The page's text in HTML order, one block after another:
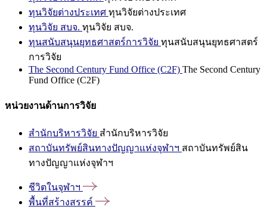
ทุนวิจัยต่างประเทศ ทุนวิจัยต่างประเทศ
ทุนวิจัย สบจ. ทุนวิจัย สบจ.
ทุนสนับสนุนยุทธศาสตร์การวิจัย ทุนสนับสนุนยุทธศาสตร์
การวิจัย
The Second Century Fund Office (C2F) The Second Century
Fund Office (C2F)
หน่วยงานด้านการวิจัย
สำนักบริหารวิจัย สำนักบริหารวิจัย
สถาบันทรัพย์สินทางปัญญาแห่งจุฬาฯ สถาบันทรัพย์สิน
ทางปัญญาแห่งจุฬาฯ
ชีวิตในจุฬาฯ
พื้นที่สร้างสรรค์